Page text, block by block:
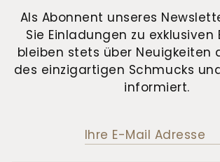
Als Abonnent unseres
Sie Einladungen zu exklusiven
bleiben stets über Neuigkeiten
des einzigartigen Schmucks
informiert.